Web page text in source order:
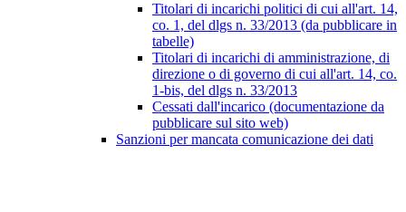
Titolari di incarichi politici di cui all'art. 14,
co. 1, del dlgs n. 33/2013 (da pubblicare in
tabelle)
Titolari di incarichi di amministrazione, di
direzione o di governo di cui all'art. 14, co.
1-bis, del dlgs n. 33/2013
Cessati dall'incarico (documentazione da
pubblicare sul sito web)
Sanzioni per mancata comunicazione dei dati